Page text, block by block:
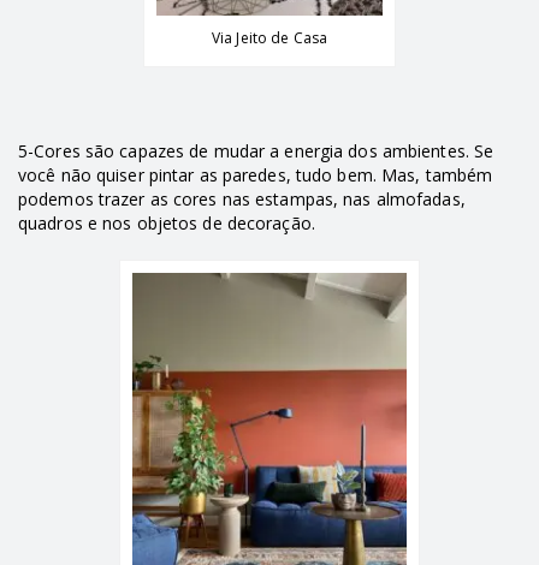
Via Jeito de Casa
5-Cores são capazes de mudar a energia dos ambientes. Se
você não quiser pintar as paredes, tudo bem. Mas, também
podemos trazer as cores nas estampas, nas almofadas,
quadros e nos objetos de decoração.